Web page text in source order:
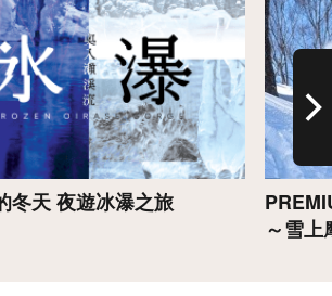
冬天 夜遊冰瀑之旅
～雪上